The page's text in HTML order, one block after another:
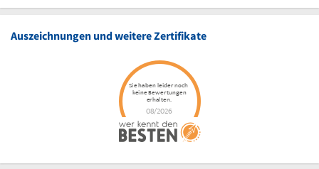
Auszeichnungen und weitere Zertifikate